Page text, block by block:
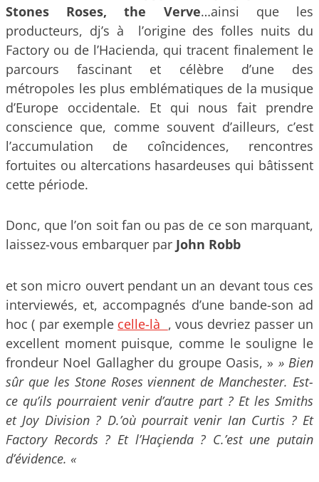
Stones Roses, the Verve…ainsi que les
producteurs, dj’s à l’origine des folles nuits du
Factory ou de l’Hacienda, qui tracent finalement le
parcours fascinant et célèbre d’une des
métropoles les plus emblématiques de la musique
d’Europe occidentale. Et qui nous fait prendre
conscience que, comme souvent d’ailleurs, c’est
l’accumulation de coîncidences, rencontres
fortuites ou altercations hasardeuses qui bâtissent
cette période.
Donc, que l’on soit fan ou pas de ce son marquant,
laissez-vous embarquer par John Robb
et son micro ouvert pendant un an devant tous ces
interviewés, et, accompagnés d’une bande-son ad
hoc ( par exemple celle-là , vous devriez passer un
excellent moment puisque, comme le souligne le
frondeur Noel Gallagher du groupe Oasis, » » Bien
sûr que les Stone Roses viennent de Manchester. Est-
ce qu’ils pourraient venir d’autre part ? Et les Smiths
et Joy Division ? D.’où pourrait venir Ian Curtis ? Et
Factory Records ? Et l’Haçienda ? C.’est une putain
d’évidence. «